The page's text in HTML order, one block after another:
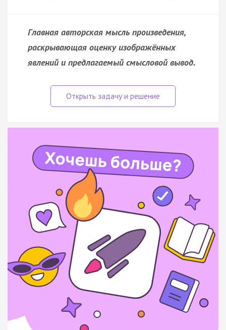
Главная авторская мысль произведения,
раскрывающая оценку изображённых
явлений и предлагаемый смысловой вывод.